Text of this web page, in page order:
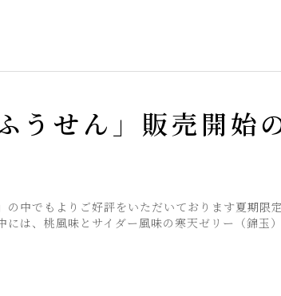
うせん」販売開始
の中でもよりご好評をいただいております夏期
には、桃風味とサイダー風味の寒天ゼリー（錦玉